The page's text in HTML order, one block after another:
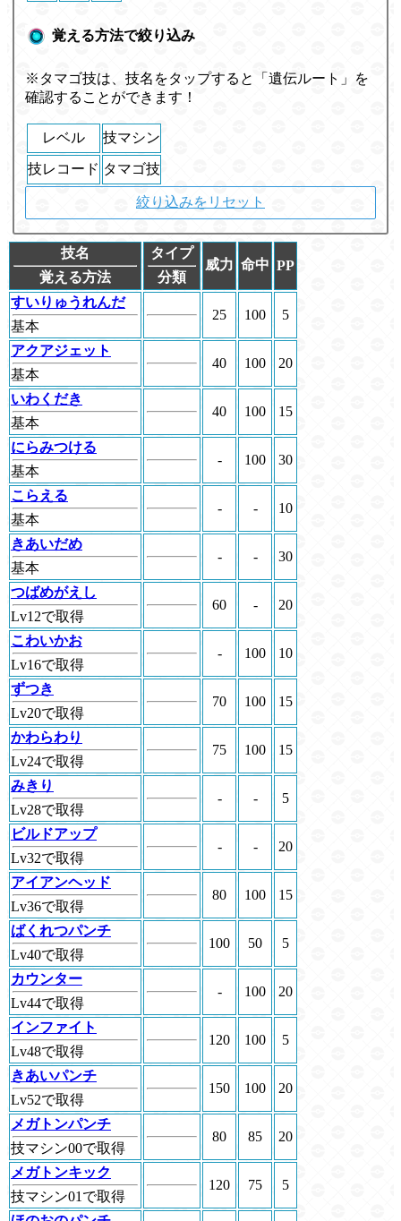
覚える方法で絞り込み
※タマゴ技は、技名をタップすると「遺伝ルート」を
確認することができます！
レベル 技マシン
技レコード タマゴ技
絞り込みをリセット
技名
覚える方法
タイプ
分類
威力 命中 PP
すいりゅうれんだ
基本
25 100 5
アクアジェット
基本
40 100 20
いわくだき
基本
40 100 15
にらみつける
基本
- 100 30
こらえる
基本
- - 10
きあいだめ
基本
- - 30
つばめがえし
Lv12で取得
60 - 20
こわいかお
Lv16で取得
- 100 10
ずつき
Lv20で取得
70 100 15
かわらわり
Lv24で取得
75 100 15
みきり
Lv28で取得
- - 5
ビルドアップ
Lv32で取得
- - 20
アイアンヘッド
Lv36で取得
80 100 15
ばくれつパンチ
Lv40で取得
100 50 5
カウンター
Lv44で取得
- 100 20
インファイト
Lv48で取得
120 100 5
きあいパンチ
Lv52で取得
150 100 20
メガトンパンチ
技マシン00で取得
80 85 20
メガトンキック
技マシン01で取得
120 75 5